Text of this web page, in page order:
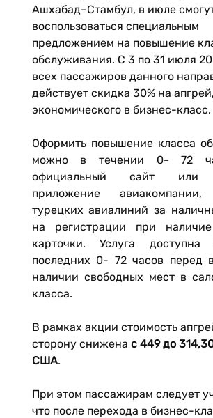
Ашхабад–Стамбул, в июле
воспользоваться специальным
предложением на повышение
обслуживания. С 3 по 31 июля
всех пассажиров данного
действует скидка 30% на
экономического в бизнес-класс.
Оформить повышение класса
можно в течении 0- 72
официальный сайт или
приложение
турецких авиалиний за
на регистрации при
карточки. Услуга
последних 0- 72 часов перед
наличии свободных мест в
класса.
В рамках акции стоимость
сторону снижена с 449 до
США.
При этом пассажирам следует
что после перехода в бизнес-